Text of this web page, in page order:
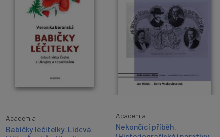
Academia
Babičky léčitelky. Lidová
Academia
Nekončící příběh.